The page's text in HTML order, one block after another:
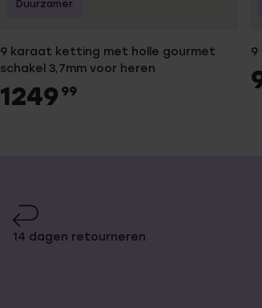
9 karaat ketting met holle gourmet
schakel 3,7mm voor heren
1249 99
Duurzamer
9
14 dagen retourneren